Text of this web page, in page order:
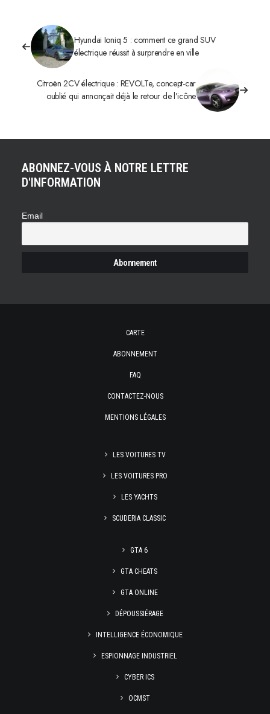
Hyundai Ioniq 5 : comment ce grand SUV
électrique réussit à surprendre en ville
Citroën 2CV électrique : REVOLTe, concept-car
oublié qui annonçait déjà le retour de l’icône
ABONNEZ-VOUS À NOTRE LETTRE
D'INFORMATION
Email
CARTE
ABONNEMENT
FAQ
CONTACTEZ-NOUS
MENTIONS LÉGALES
LES VOITURES TV
LES VOITURES PRO
LES YACHTS
SCUDERIA CLASSIC
GTA 6
GTA CHEATS
GTA ONLINE
DÉPOUSSIÉRAGE
INTELLIGENCE ÉCONOMIQUE
ESPIONNAGE INDUSTRIEL
CYBER ICS
OCMST